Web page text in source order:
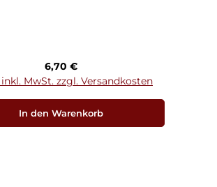
Regulärer Preis:
6,70 €
inkl. MwSt. zzgl. Versandkosten
In den Warenkorb